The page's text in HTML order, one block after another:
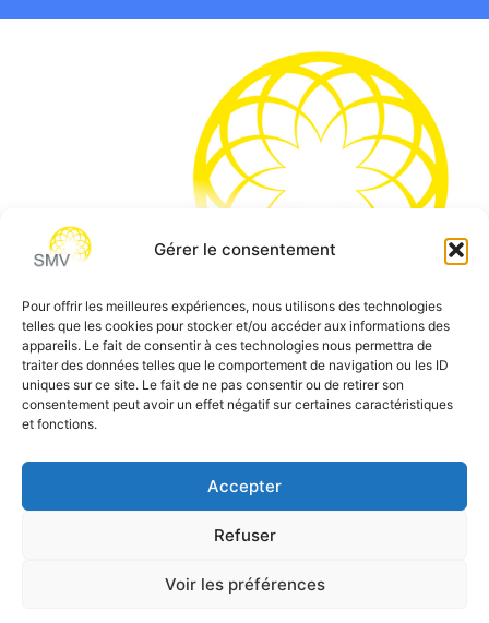
Gérer le consentement
Pour offrir les meilleures expériences, nous utilisons des technologies
telles que les cookies pour stocker et/ou accéder aux informations des
appareils. Le fait de consentir à ces technologies nous permettra de
traiter des données telles que le comportement de navigation ou les ID
uniques sur ce site. Le fait de ne pas consentir ou de retirer son
consentement peut avoir un effet négatif sur certaines caractéristiques
et fonctions.
Accepter
Refuser
Voir les préférences
SMV permet de vous aider à gagner du temps et vous
permettre de vous concentrer sur l’essentiel de votre
métier
Téléphone:0 805 69 64 75 / 02 37 34 04 04
contact@smvformation.fr
Création & Hébergement Web Cloud par